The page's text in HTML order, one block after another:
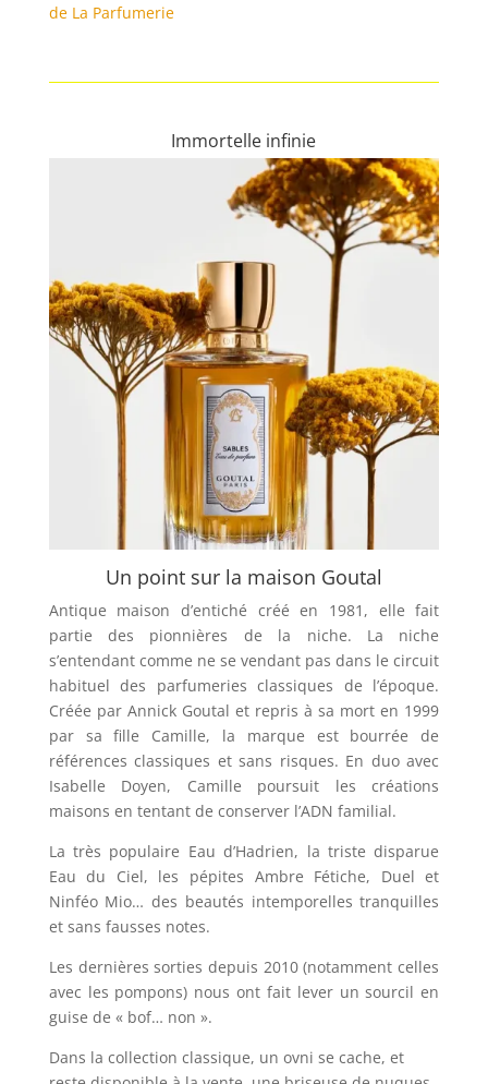
de La Parfumerie
Immortelle infinie
Un point sur la maison Goutal
Antique maison d’entiché créé en 1981, elle fait
partie des pionnières de la niche. La niche
s’entendant comme ne se vendant pas dans le circuit
habituel des parfumeries classiques de l’époque.
Créée par Annick Goutal et repris à sa mort en 1999
par sa fille Camille, la marque est bourrée de
références classiques et sans risques. En duo avec
Isabelle Doyen, Camille poursuit les créations
maisons en tentant de conserver l’ADN familial.
La très populaire Eau d’Hadrien, la triste disparue
Eau du Ciel, les pépites Ambre Fétiche, Duel et
Ninféo Mio… des beautés intemporelles tranquilles
et sans fausses notes.
Les dernières sorties depuis 2010 (notamment celles
avec les pompons) nous ont fait lever un sourcil en
guise de « bof… non ».
Dans la collection classique, un ovni se cache, et